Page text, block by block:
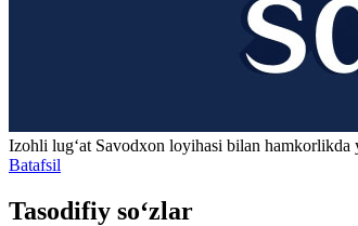
Izohli lugʻat Savodxon loyihasi bilan hamkorlikda
Batafsil
Tasodifiy so‘zlar